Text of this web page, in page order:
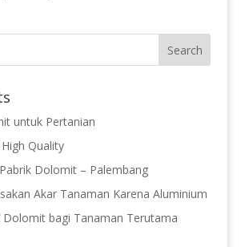
untuk Pertanian
Quality
Dolomit – Palembang
Akar Tanaman Karena Aluminium
bagi Tanaman Terutama